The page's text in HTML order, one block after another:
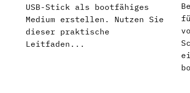
USB-Stick als bootfähiges
Medium erstellen. Nutzen Sie
dieser praktische
Leitfaden...